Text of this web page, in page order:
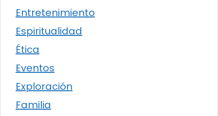
Entretenimiento
Espiritualidad
Ética
Eventos
Exploración
Familia